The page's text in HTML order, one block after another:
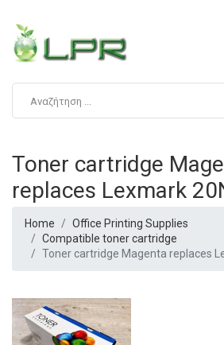
Toner cartridge
replaces Lexmark
Home
Office Printing Supplies
Compatible toner cartridge
Toner cartridge Magenta replaces